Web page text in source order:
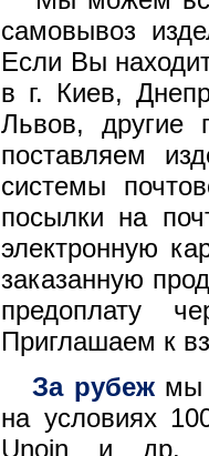
самовывоз
Если Вы
в г. Киев,
Львов, другие
поставляем
системы
посылки на
электронную
заказанную
предоплату
Приглашаем к
За рубежмы
на условиях
Unoin и др.